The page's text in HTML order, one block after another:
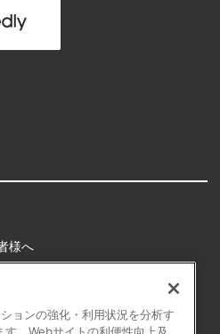
様へ
ョンの強化・利用状況を分析す